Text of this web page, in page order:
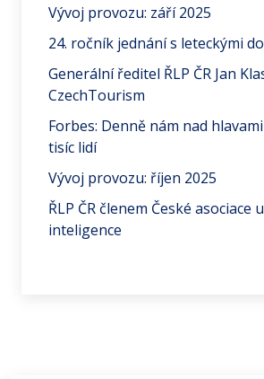
Vývoj provozu: září 2025
24. ročník jednání s leteckými
Generální ředitel ŘLP ČR Jan
CzechTourism
Forbes: Denně nám nad
tisíc lidí
Vývoj provozu: říjen 2025
ŘLP ČR členem České asociace
inteligence